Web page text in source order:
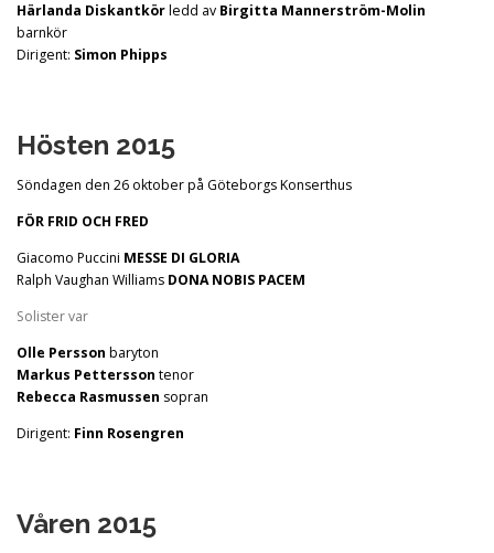
Härlanda Diskantkörledd av Birgitta Mannerström-Molin
barnkör
Dirigent: Simon Phipps
Hösten 2015
Söndagen den 26 oktober på Göteborgs Konserthus
FÖR FRID OCH FRED
Giacomo Puccini MESSE DI GLORIA
Ralph Vaughan Williams DONA NOBIS PACEM
Solister var
Olle Persson baryton
Markus Pettersson tenor
Rebecca Rasmussen sopran
Dirigent: Finn Rosengren
Våren 2015